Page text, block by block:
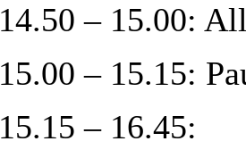
14.50 – 15.00:
15.00 – 15.15:
15.15 – 16.45: